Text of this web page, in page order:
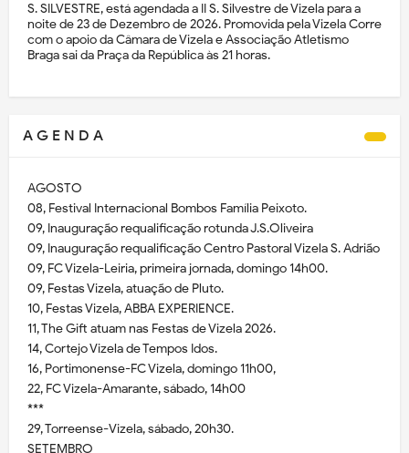
S. SILVESTRE, está agendada a II S. Silvestre de Vizela para a
noite de 23 de Dezembro de 2026. Promovida pela Vizela Corre
com o apoio da Câmara de Vizela e Associação Atletismo
Braga sai da Praça da República às 21 horas.
A G E N D A
AGOSTO
08, Festival Internacional Bombos Família Peixoto.
09, Inauguração requalificação rotunda J.S.Oliveira
09, Inauguração requalificação Centro Pastoral Vizela S. Adrião
09, FC Vizela-Leiria, primeira jornada, domingo 14h00.
09, Festas Vizela, atuação de Pluto.
10, Festas Vizela, ABBA EXPERIENCE.
11, The Gift atuam nas Festas de Vizela 2026.
14, Cortejo Vizela de Tempos Idos.
16, Portimonense-FC Vizela, domingo 11h00,
22, FC Vizela-Amarante, sábado, 14h00
***
29, Torreense-Vizela, sábado, 20h30.
SETEMBRO